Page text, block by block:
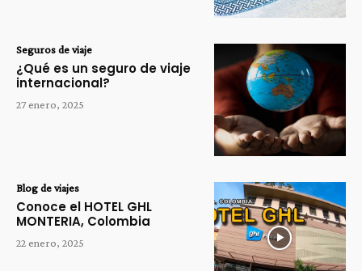
Seguros de viaje
¿Qué es un seguro de viaje
internacional?
27 enero, 2025
Blog de viajes
Conoce el HOTEL GHL
MONTERIA, Colombia
22 enero, 2025